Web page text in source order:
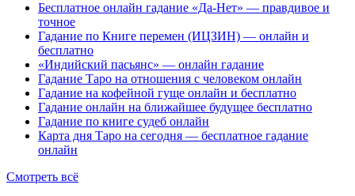
Бесплатное онлайн гадание «Да-Нет» — правдивое и
точное
Гадание по Книге перемен (ИЦЗИН) — онлайн и
бесплатно
«Индийский пасьянс» — онлайн гадание
Гадание Таро на отношения с человеком онлайн
Гадание на кофейной гуще онлайн и бесплатно
Гадание онлайн на ближайшее будущее бесплатно
Гадание по книге судеб онлайн
Карта дня Таро на сегодня — бесплатное гадание
онлайн
Смотреть всё